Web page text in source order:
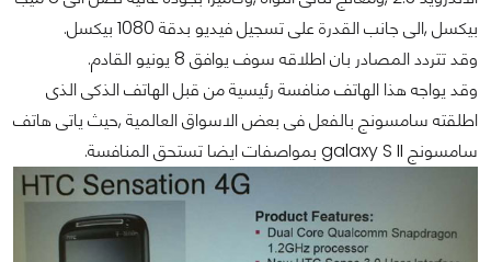
بيكسل ,الى جانب القدرة على تسجيل فيديو بدقة 1080 بيكسل.
وقد تتردد المصادر بان اطلاقه سوف يوافق 8 يونيو القادم.
وقد يواجه هذا الهاتف منافسة رئيسية من قبل الهاتف الذكى الذى
اطلقته سامسونج بالفعل فى بعض الاسواق العالمية ,حيث ياتى هاتف
سامسونج galaxy S II بمواصفات ايضا تستحق المنافسة.